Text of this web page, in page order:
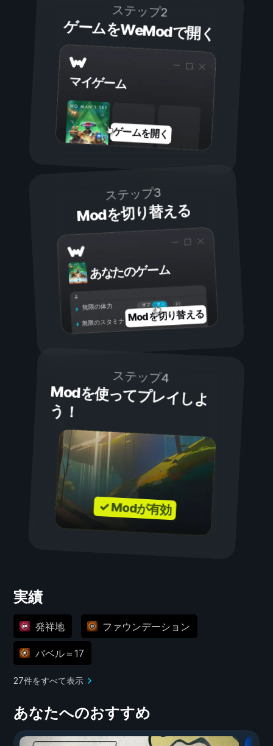
ステップ2
ゲームをWeModで開く
マイゲーム
ゲームを開く
ステップ3
Modを切り替える
あなたのゲーム
オン
オフ
無限の体力
無限のスタミナ Modを切り替える
ステップ4
Modを使ってプレイしよ
う！
✓ Modが有効
実績
発祥地 ファウンデーション
バベル＝17
27件をすべて表示
あなたへのおすすめ